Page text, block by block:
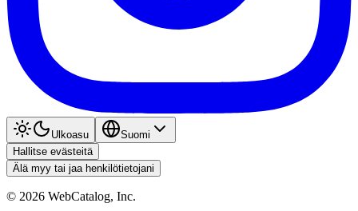
Ulkoasu
Suomi
Hallitse evästeitä
Älä myy tai jaa henkilötietojani
© 2026 WebCatalog, Inc.